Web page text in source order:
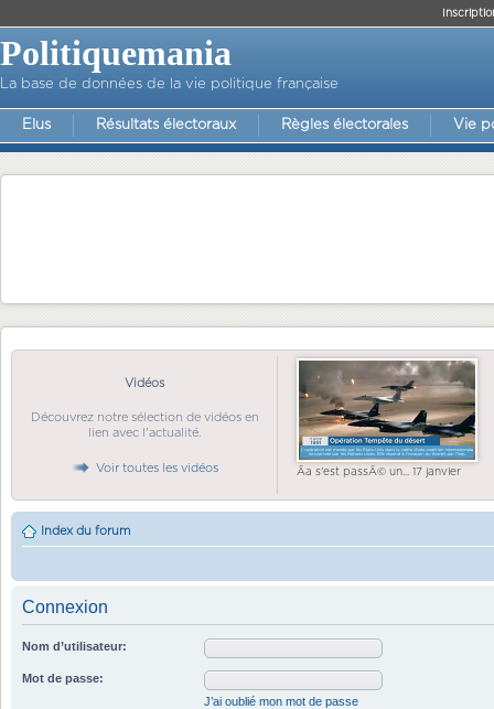
Politiquemania
La base de données de la vie politique française
Elus Résultats électoraux Règles électorales Vie
Vidéos
Découvrez notre sélection de vidéos en
lien avec l'actualité.
Voir toutes les vidéos Ãa s'est passÃ© un... 17 janvier
Index du forum
Connexion
Nom d’utilisateur:
Mot de passe:
J’ai oublié mon mot de passe